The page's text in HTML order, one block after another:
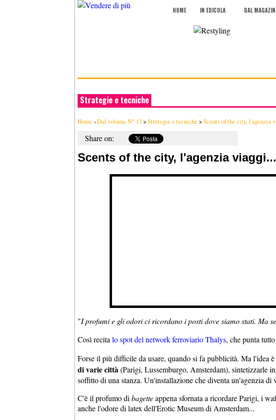
HOME IN EDICOLA DAL
Strategie e tecniche
Home ›Dal volume N° 13>Strategie e tecniche >Scents of the city, l'agenzia
Share on:
Scents of the city, l'agenzia
"I profumi e gli odori ci ricordano i posti dove siamo stati. Ma
Così recita lo spot del network ferroviario Thalys, che punta
Forse il più difficile da usare, quando si fa pubblicità. Ma l'idea
di varie città(Parigi, Lussemburgo, Amsterdam), sintetizzarle
soffitto di una stanza. Un'installazione che diventa un'agenzia di
C'è il profumo di bagetteappena sfornata a ricordare Parigi, i
anche l'odore di latex dell'Erotic Museum di Amsterdam...